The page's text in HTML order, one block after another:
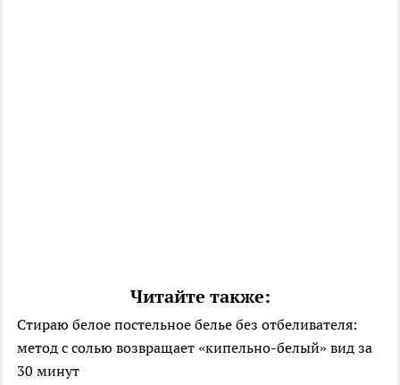
Читайте также:
Стираю белое постельное белье без отбеливателя:
метод с солью возвращает «кипельно-белый» вид за
30 минут